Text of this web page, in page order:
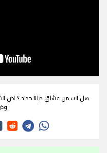
هل انت من عشاق ديانا حداد ؟ اذن